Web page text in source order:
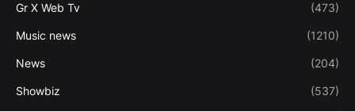
Gr X Web Tv (473)
Music news (1210)
News (204)
Showbiz (537)